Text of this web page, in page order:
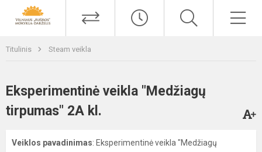
Titulinis Steam veikla
Eksperimentinė veikla "Medžiagų
tirpumas" 2A kl.
Veiklos pavadinimas: Eksperimentinė veikla "Medžiagų